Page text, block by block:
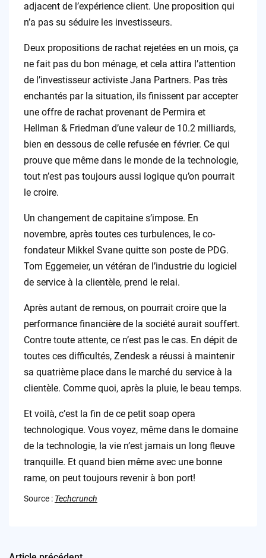
adjacent de l’expérience client. Une proposition qui
n’a pas su séduire les investisseurs.
Deux propositions de rachat rejetées en un mois, ça
ne fait pas du bon ménage, et cela attira l’attention
de l’investisseur activiste Jana Partners. Pas très
enchantés par la situation, ils finissent par accepter
une offre de rachat provenant de Permira et
Hellman & Friedman d’une valeur de 10.2 milliards,
bien en dessous de celle refusée en février. Ce qui
prouve que même dans le monde de la technologie,
tout n’est pas toujours aussi logique qu’on pourrait
le croire.
Un changement de capitaine s’impose. En
novembre, après toutes ces turbulences, le co-
fondateur Mikkel Svane quitte son poste de PDG.
Tom Eggemeier, un vétéran de l’industrie du logiciel
de service à la clientèle, prend le relai.
Après autant de remous, on pourrait croire que la
performance financière de la société aurait souffert.
Contre toute attente, ce n’est pas le cas. En dépit de
toutes ces difficultés, Zendesk a réussi à maintenir
sa quatrième place dans le marché du service à la
clientèle. Comme quoi, après la pluie, le beau temps.
Et voilà, c’est la fin de ce petit soap opera
technologique. Vous voyez, même dans le domaine
de la technologie, la vie n’est jamais un long fleuve
tranquille. Et quand bien même avec une bonne
rame, on peut toujours revenir à bon port!
Source : Techcrunch